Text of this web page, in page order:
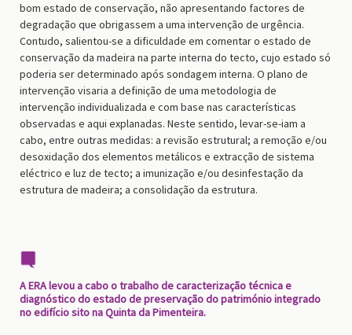
bom estado de conservação, não apresentando factores de
degradação que obrigassem a uma intervenção de urgência.
Contudo, salientou-se a dificuldade em comentar o estado de
conservação da madeira na parte interna do tecto, cujo estado só
poderia ser determinado após sondagem interna. O plano de
intervenção visaria a definição de uma metodologia de
intervenção individualizada e com base nas características
observadas e aqui explanadas. Neste sentido, levar-se-iam a
cabo, entre outras medidas: a revisão estrutural; a remoção e/ou
desoxidação dos elementos metálicos e extracção de sistema
eléctrico e luz de tecto; a imunização e/ou desinfestação da
estrutura de madeira; a consolidação da estrutura.
A ERA levou a cabo o trabalho de caracterização técnica e
diagnóstico do estado de preservação do património integrado
no edifício sito na Quinta da Pimenteira.